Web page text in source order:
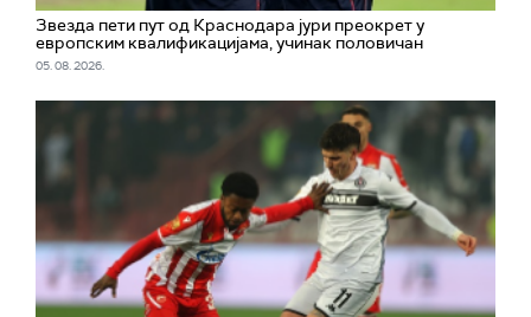
Звезда пети пут од Краснодара јури преокрет у
европским квалификацијама, учинак половичан
05. 08. 2026.